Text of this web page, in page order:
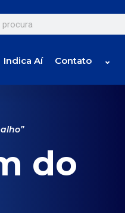
Indica Aí Contato ⌄
do